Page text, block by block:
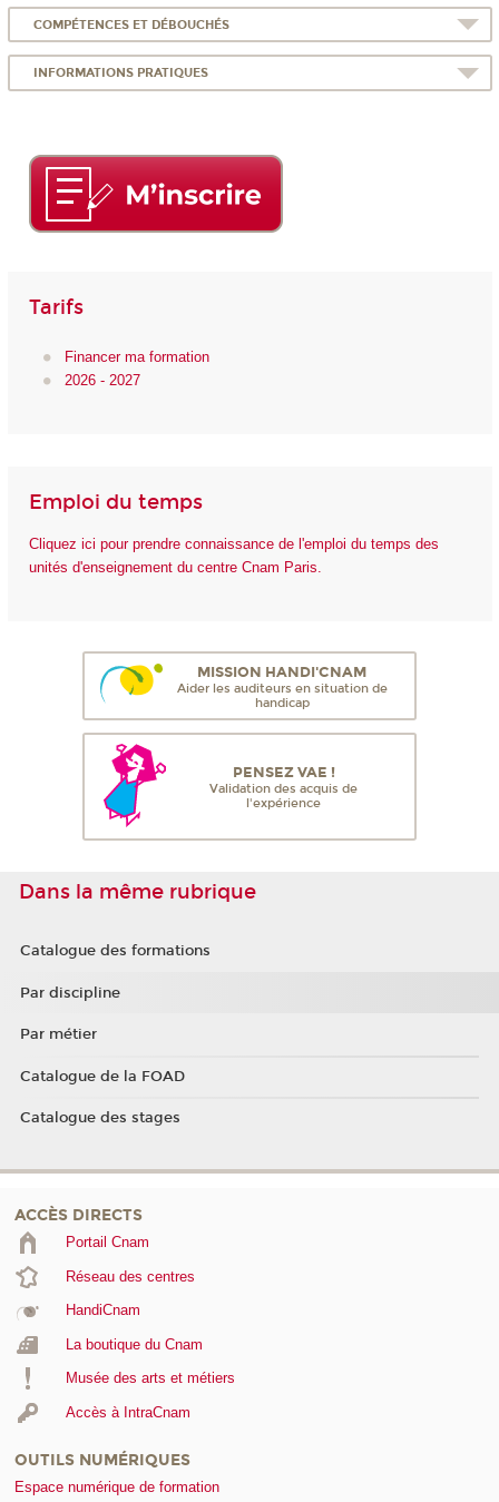
COMPÉTENCES ET DÉBOUCHÉS
INFORMATIONS PRATIQUES
Tarifs
Financer ma formation
2026 - 2027
Emploi du temps
Cliquez ici pour prendre connaissance de l'emploi du temps des
unités d'enseignement du centre Cnam Paris.
MISSION HANDI'CNAM
Aider les auditeurs en situation de
handicap
PENSEZ VAE !
Validation des acquis de
l'expérience
Dans la même rubrique
Catalogue des formations
Par discipline
Par métier
Catalogue de la FOAD
Catalogue des stages
ACCÈS DIRECTS
Portail Cnam
Réseau des centres
HandiCnam
La boutique du Cnam
Musée des arts et métiers
Accès à IntraCnam
OUTILS NUMÉRIQUES
Espace numérique de formation